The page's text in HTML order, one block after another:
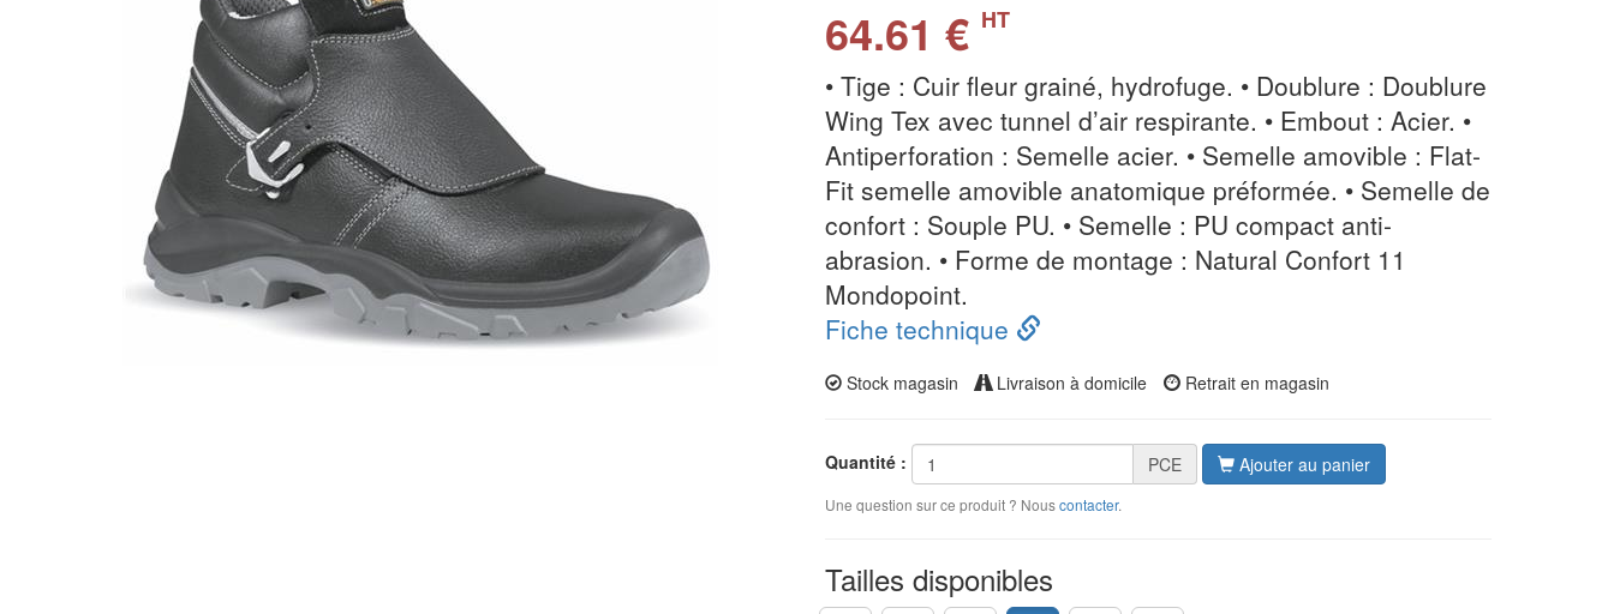
64.61 € HT
• Tige : Cuir fleur grainé, hydrofuge. • Doublure : Doublure
Wing Tex avec tunnel d’air respirante. • Embout : Acier. •
Antiperforation : Semelle acier. • Semelle amovible : Flat-
Fit semelle amovible anatomique préformée. • Semelle de
confort : Souple PU. • Semelle : PU compact anti-
abrasion. • Forme de montage : Natural Confort 11
Mondopoint.
Fiche technique
Stock magasin Livraison à domicile Retrait en magasin
Quantité : PCE Ajouter au panier
Une question sur ce produit ? Nouscontacter.
Tailles disponibles